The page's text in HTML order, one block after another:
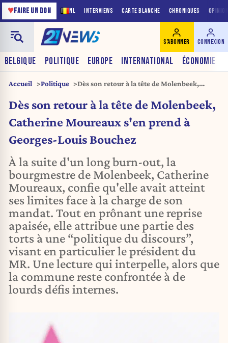
NL INTERVIEWS CARTE BLANCHE CHRONIQUES
♥FAIRE UN DON
BELGIQUE POLITIQUE EUROPE INTERNATIONAL ÉCONOMIE
S'ABONNER CONNEXION
Accueil Politique
Dès son retour à la tête de Molenbeek,
Louis Bouchez
Dès son retour à la tête de Molenbeek,
Catherine Moureaux s'en prend à
Georges-Louis Bouchez
À la suite d'un long burn-out, la
bourgmestre de Molenbeek, Catherine
Moureaux, confie qu'elle avait atteint
ses limites face à la charge de son
mandat. Tout en prônant une reprise
apaisée, elle attribue une partie des
torts à une “politique du discours”,
visant en particulier le président du
MR. Une lecture qui interpelle, alors que
la commune reste confrontée à de
lourds défis internes.